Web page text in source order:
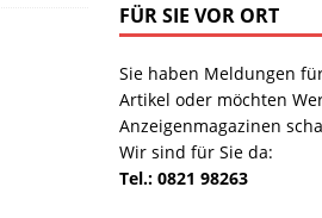
FÜR SIE VOR ORT
Sie haben Meldungen
Artikel oder möchten
Anzeigenmagazinen
Wir sind für Sie da:
Tel.: 0821 98263